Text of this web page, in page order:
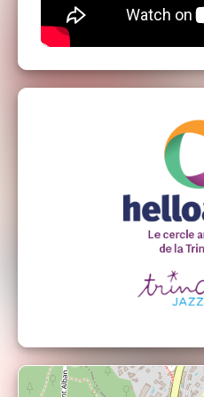
Martin INNOCENT « Bart
César BOISHUS :